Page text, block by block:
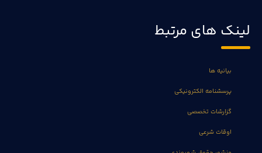
لینک های مرتبط
بیانیه ها
پرسشنامه الکترونیکی
گزارشات تخصصی
اوقات شرعی